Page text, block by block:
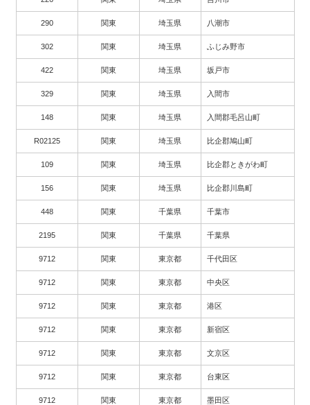
290 関東 埼玉県 八潮市
302 関東 埼玉県 ふじみ野市
422 関東 埼玉県 坂戸市
329 関東 埼玉県 入間市
148 関東 埼玉県 入間郡毛呂山町
R02125 関東 埼玉県 比企郡鳩山町
109 関東 埼玉県 比企郡ときがわ町
156 関東 埼玉県 比企郡川島町
448 関東 千葉県 千葉市
2195 関東 千葉県 千葉県
9712 関東 東京都 千代田区
9712 関東 東京都 中央区
9712 関東 東京都 港区
9712 関東 東京都 新宿区
9712 関東 東京都 文京区
9712 関東 東京都 台東区
9712 関東 東京都 墨田区